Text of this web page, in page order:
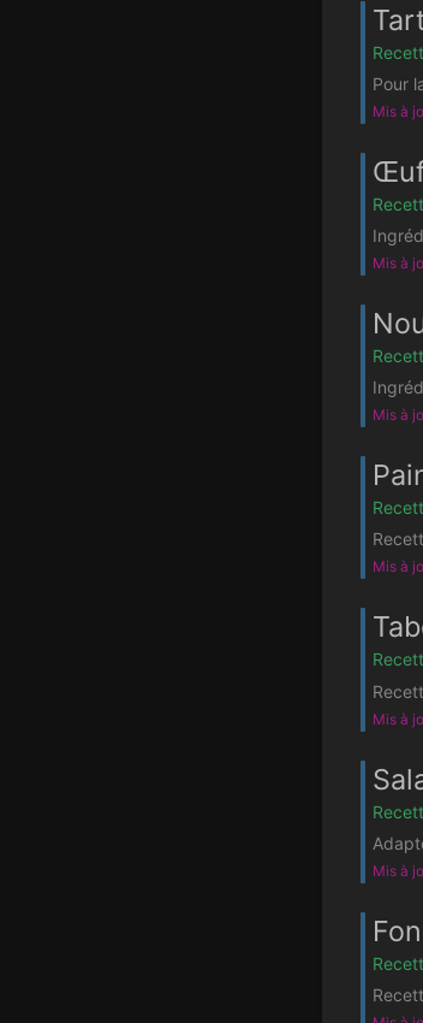
Pour
Mis à
Mis à
Mis à
Mis à
Mis à
Mis à